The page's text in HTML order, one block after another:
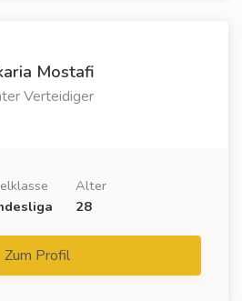
Mostafi
Verteidiger
Alter
28
Zum Profil